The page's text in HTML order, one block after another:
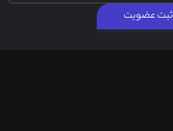
ثبت عضویت